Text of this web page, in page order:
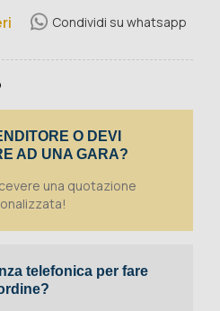
Condividi su whatsapp
O DEVI
AD UNA GARA?
una quotazione
telefonica per fare